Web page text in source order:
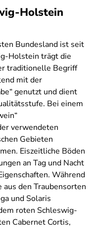
Holstein
Bundesland ist seit
Holstein trägt die
traditionelle Begriff
mit der
genutzt und dient
Bei einem
verwendeten
Gebieten
Eiszeitliche Böden
an Tag und Nacht
Während
den Traubensorten
und Solaris
roten Schleswig-
Cabernet Cortis,